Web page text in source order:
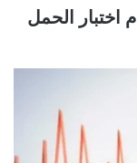
اختبار الحمل